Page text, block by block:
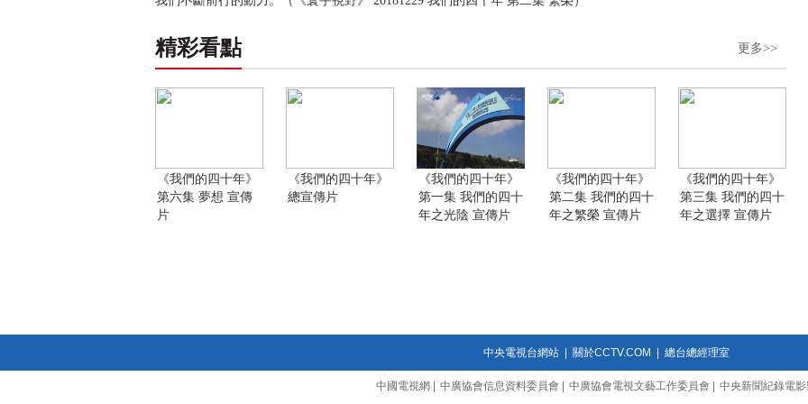
精彩看點 更多>>
《我們的四十年》
第六集 夢想 宣傳
片
《我們的四十年》
總宣傳片
《我們的四十年》
第一集 我們的四十
年之光陰 宣傳片
《我們的四十年》
第二集 我們的四十
年之繁榮 宣傳片
《我們的四十年》
第三集 我們的四十
年之選擇 宣傳片
中央電視台網站| 關於CCTV.COM 總台總經理室
中國電視網 中廣協會信息資料委員會 中廣協會電視文藝工作委員會 中央新聞紀錄電